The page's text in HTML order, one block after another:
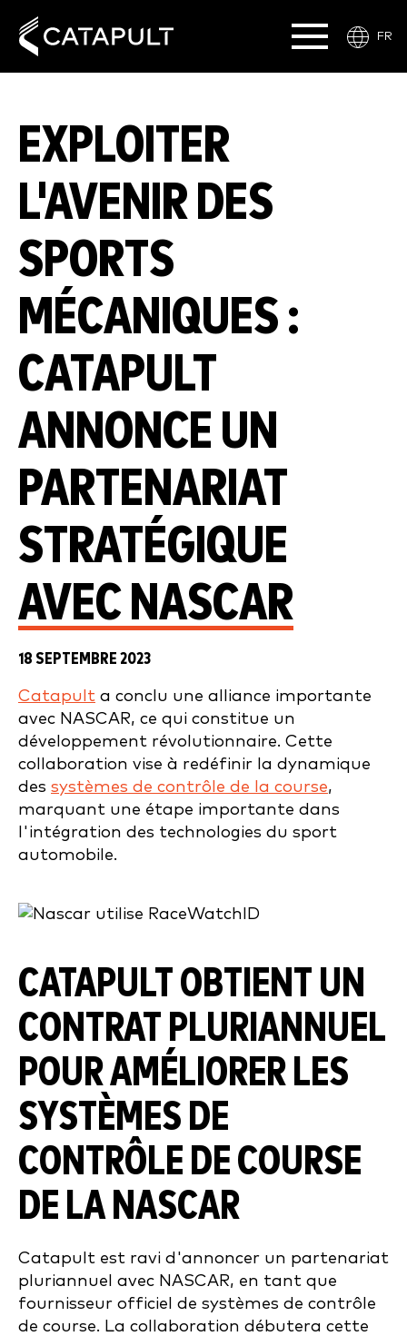
FR
EXPLOITER
L'AVENIR DES
SPORTS
MÉCANIQUES :
CATAPULT
ANNONCE UN
PARTENARIAT
STRATÉGIQUE
AVEC NASCAR
18 SEPTEMBRE 2023
Catapult a conclu une alliance importante
avec NASCAR, ce qui constitue un
développement révolutionnaire. Cette
collaboration vise à redéfinir la dynamique
des systèmes de contrôle de la course,
marquant une étape importante dans
l'intégration des technologies du sport
automobile.
CATAPULT OBTIENT UN
CONTRAT PLURIANNUEL
POUR AMÉLIORER LES
SYSTÈMES DE
CONTRÔLE DE COURSE
DE LA NASCAR
Catapult est ravi d'annoncer un partenariat
pluriannuel avec NASCAR, en tant que
fournisseur officiel de systèmes de contrôle
de course. La collaboration débutera cette